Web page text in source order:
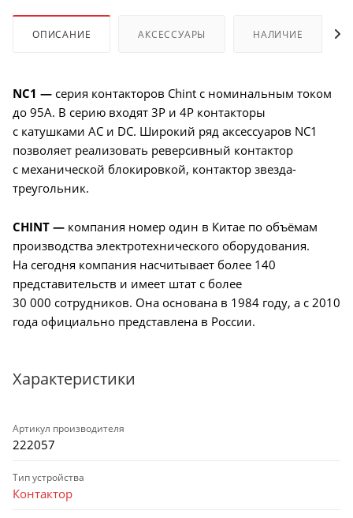
ОПИСАНИЕ АКСЕССУАРЫ НАЛИЧИЕ
NС1 — серия контакторов Chint с номинальным током
до 95А. В серию входят 3P и 4P контакторы
с катушками AC и DC. Широкий ряд аксессуаров NС1
позволяет реализовать реверсивный контактор
с механической блокировкой, контактор звезда-
треугольник.
CHINT — компания номер один в Китае по объёмам
производства электротехнического оборудования.
На сегодня компания насчитывает более 140
представительств и имеет штат с более
30 000 сотрудников. Она основана в 1984 году, а с 2010
года официально представлена в России.
Характеристики
Артикул производителя
222057
Тип устройства
Контактор